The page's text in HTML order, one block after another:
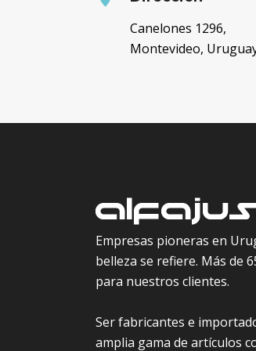
Canelones 1296,
Montevideo,
Empresas pioneras en
belleza se refiere. Más de
para nuestros clientes.
Ser fabricantes e
amplia gama de artículos